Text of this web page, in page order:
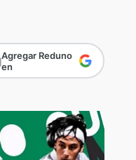
Agregar Reduno
en